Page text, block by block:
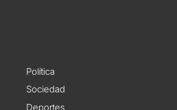
Política
Sociedad
Deportes